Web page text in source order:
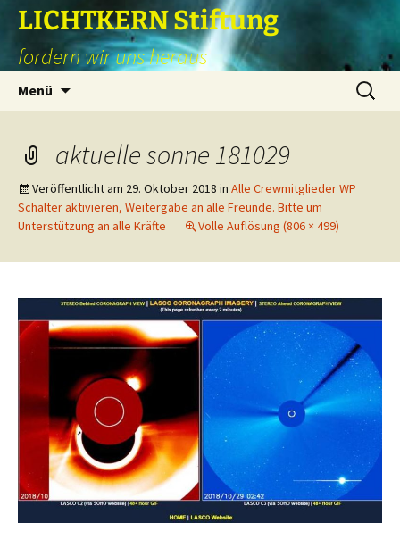
Zum
Inhalt
springen
LICHTKERN Stiftung
fordern wir uns heraus
Menü
Suchen
nach:
aktuelle sonne 181029
Veröffentlicht am 29. Oktober 2018 in Alle Crewmitglieder WP
Schalter aktivieren, Weitergabe an alle Freunde. Bitte um
Unterstützung an alle Kräfte
Volle Auflösung (806 × 499)